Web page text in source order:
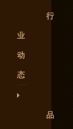
行
业
动
态
品